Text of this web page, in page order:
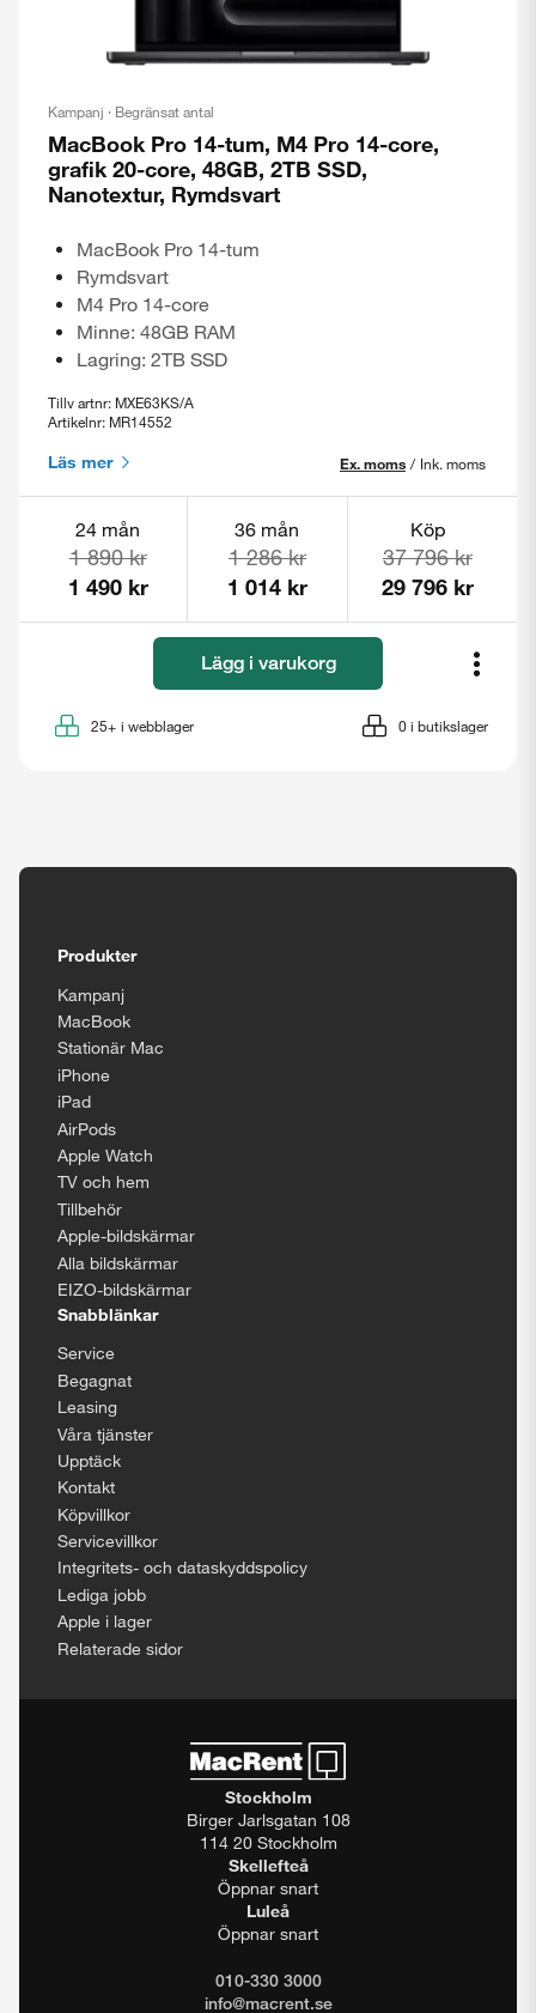
Kampanj · Begränsat antal
MacBook Pro 14-tum, M4 Pro 14-core,
grafik 20-core, 48GB, 2TB SSD,
Nanotextur, Rymdsvart
MacBook Pro 14-tum
Rymdsvart
M4 Pro 14-core
Minne: 48GB RAM
Lagring: 2TB SSD
Tillv artnr: MXE63KS/A
Artikelnr: MR14552
Läs mer Ex. moms / Ink. moms
24 mån
1 890 kr
1 490 kr
36 mån
1 286 kr
1 014 kr
Köp
37 796 kr
29 796 kr
Lägg i varukorg
25+ i webblager 0 i butikslager
Produkter
Kampanj
MacBook
Stationär Mac
iPhone
iPad
AirPods
Apple Watch
TV och hem
Tillbehör
Apple-bildskärmar
Alla bildskärmar
EIZO-bildskärmar
Snabblänkar
Service
Begagnat
Leasing
Våra tjänster
Upptäck
Kontakt
Köpvillkor
Servicevillkor
Integritets- och dataskyddspolicy
Lediga jobb
Apple i lager
Relaterade sidor
Stockholm
Birger Jarlsgatan 108
114 20 Stockholm
Skellefteå
Öppnar snart
Luleå
Öppnar snart
010-330 3000
info@macrent.se